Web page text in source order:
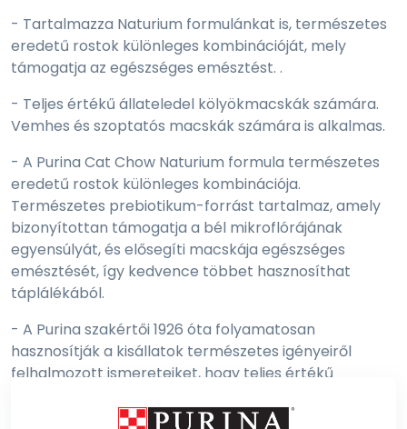
- Tartalmazza Naturium formulánkat is, természetes
eredetű rostok különleges kombinációját, mely
támogatja az egészséges emésztést. .
- Teljes értékű állateledel kölyökmacskák számára.
Vemhes és szoptatós macskák számára is alkalmas.
- A Purina Cat Chow Naturium formula természetes
eredetű rostok különleges kombinációja.
Természetes prebiotikum-forrást tartalmaz, amely
bizonyítottan támogatja a bél mikroflórájának
egyensúlyát, és elősegíti macskája egészséges
emésztését, így kedvence többet hasznosíthat
táplálékából.
- A Purina szakértői 1926 óta folyamatosan
hasznosítják a kisállatok természetes igényeiről
felhalmozott ismereteiket, hogy teljes értékű